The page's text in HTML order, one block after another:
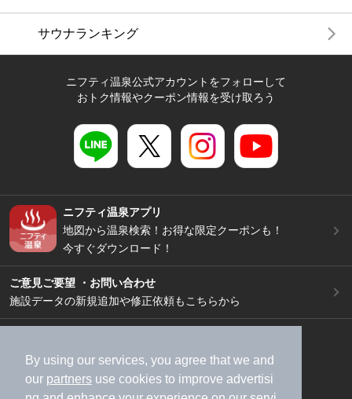
By using our services, you agree that we and
our partners use cookies to improve advertisi
サウナランキング
ニフティ温泉公式アカウントをフォローして
おトク情報やクーポン情報を受け取ろう
ニフティ温泉アプリ
地図から温泉検索！お得な限定クーポンも！
今すぐダウンロード！
ご意見ご要望 ・お問い合わせ
施設データの新規追加や修正依頼もこちらから
加盟店募集（資料請求）
広告出稿のご案内
利用規約
ライフスタイルMEMBERS+規約